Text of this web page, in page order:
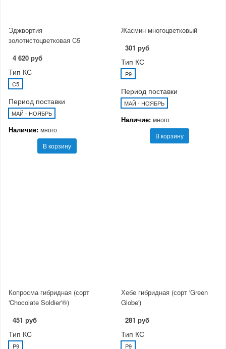
Эджвортия
золотистоцветковая C5
4 620 руб
Тип КС
C5
Период поставки
МАЙ - НОЯБРЬ
Наличие: много
В корзину
Жасмин многоцветковый
301 руб
Тип КС
P9
Период поставки
МАЙ - НОЯБРЬ
Наличие: много
В корзину
Копросма гибридная (сорт
'Chocolate Soldier'®)
451 руб
Тип КС
P9
Хебе гибридная (сорт 'Green
Globe')
281 руб
Тип КС
P9